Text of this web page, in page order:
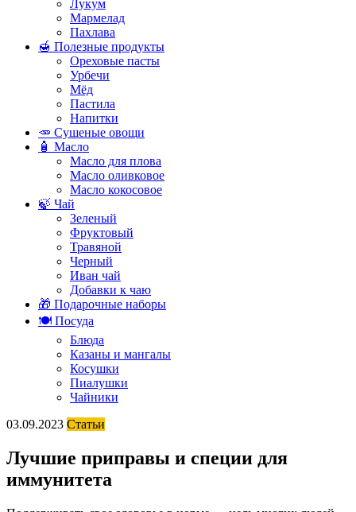
Лукум
Мармелад
Пахлава
🍯 Полезные продукты
Ореховые пасты
Урбечи
Мёд
Пастила
Напитки
🥕 Сушеные овощи
🧴 Масло
Масло для плова
Масло оливковое
Масло кокосовое
🍃 Чай
Зеленый
Фруктовый
Травяной
Черный
Иван чай
Добавки к чаю
🎁 Подарочные наборы
🍽️ Посуда
Блюда
Казаны и мангалы
Косушки
Пиалушки
Чайники
03.09.2023 Статьи
Лучшие приправы и специи для
иммунитета